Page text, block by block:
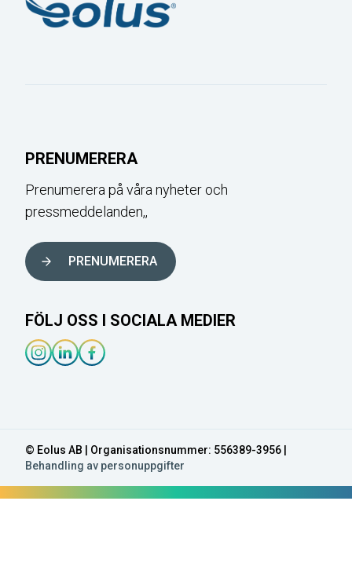
PRENUMERERA
Prenumerera på våra nyheter och
pressmeddelanden,,
PRENUMERERA
FÖLJ OSS I SOCIALA MEDIER
© Eolus AB | Organisationsnummer: 556389-3956 |
Behandling av personuppgifter